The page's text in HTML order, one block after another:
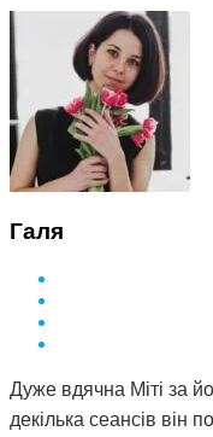
Галя
Дуже вдячна Міті за
декілька сеансів він